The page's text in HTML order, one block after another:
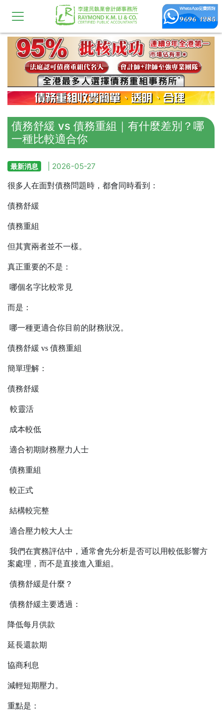
債務舒緩 vs 債務重組｜有什麼差別？哪
一種比較適合你
最新消息 | 2026-05-27
很多人在面對債務問題時，都會同時看到：
債務舒緩
債務重組
但其實兩者並不一樣。
真正重要的不是：
哪個名字比較常見
而是：
哪一種更適合你目前的財務狀況。
債務舒緩 vs 債務重組
簡單理解：
債務舒緩
較靈活
成本較低
適合初期財務壓力人士
債務重組
較正式
結構較完整
適合壓力較大人士
我們在實務評估中，通常會先分析是否可以用較低影響方
案處理，而不是直接進入重組。
債務舒緩是什麼？
債務舒緩主要透過：
降低每月供款
延長還款期
協商利息
減輕短期壓力。
重點是：